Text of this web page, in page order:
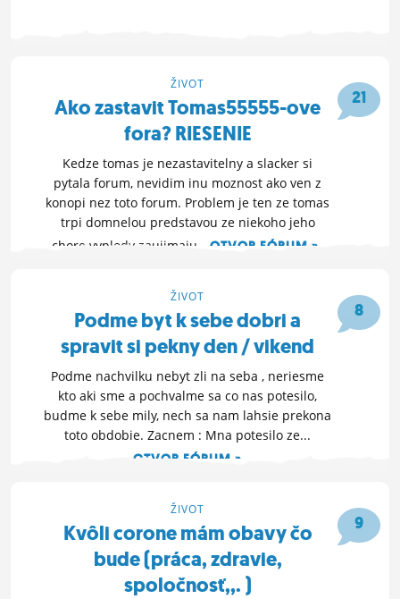
21
ŽIVOT
Ako zastavit Tomas55555-ove
fora? RIESENIE
Kedze tomas je nezastavitelny a slacker si
pytala forum, nevidim inu moznost ako ven z
konopi nez toto forum. Problem je ten ze tomas
trpi domnelou predstavou ze niekoho jeho
chore vyplody zaujimaju.
OTVOR FÓRUM »
8
ŽIVOT
Podme byt k sebe dobri a
spravit si pekny den / vikend
Podme nachvilku nebyt zli na seba , neriesme
kto aki sme a pochvalme sa co nas potesilo,
budme k sebe mily, nech sa nam lahsie prekona
toto obdobie. Zacnem : Mna potesilo ze...
OTVOR FÓRUM »
9
ŽIVOT
Kvôli corone mám obavy čo
bude (práca, zdravie,
spoločnosť,,. )